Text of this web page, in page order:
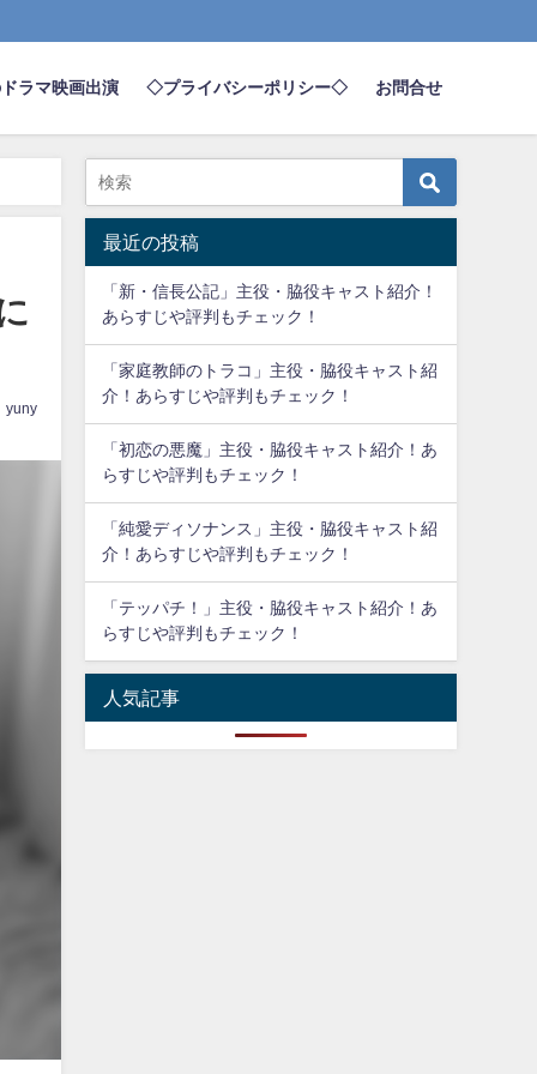
ラマ映画出演 ◇プライバシーポリシー◇ お問合せ
yuny
最近の投稿
「新・信長公記」主役・脇役キャスト紹介！
あらすじや評判もチェック！
「家庭教師のトラコ」主役・脇役キャスト紹
介！あらすじや評判もチェック！
「初恋の悪魔」主役・脇役キャスト紹介！あ
らすじや評判もチェック！
「純愛ディソナンス」主役・脇役キャスト紹
介！あらすじや評判もチェック！
「テッパチ！」主役・脇役キャスト紹介！あ
らすじや評判もチェック！
人気記事